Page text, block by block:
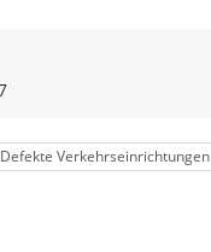
Zur Äußerung
Verkehrseinrichtungen